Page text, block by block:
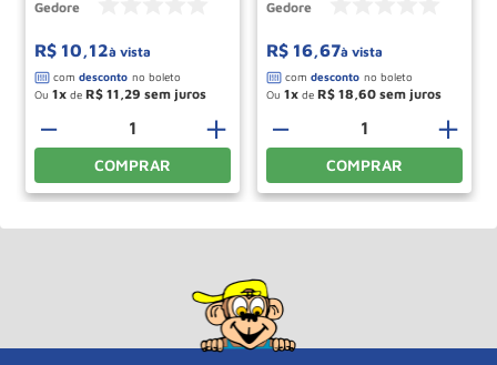
Gedore
R$ 10,12à vista
Ou 1 de R$ 11,29
＋
－
COMPRAR
Gedore
R$ 16,67à vista
Ou 1 de R$ 18,60
＋
－
COMPRAR